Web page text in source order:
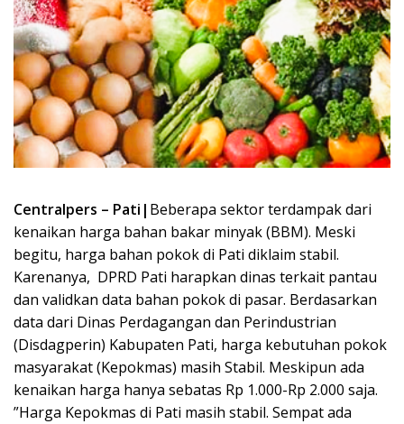
Centralpers – Pati| Beberapa sektor terdampak dari
kenaikan harga bahan bakar minyak (BBM). Meski
begitu, harga bahan pokok di Pati diklaim stabil.
Karenanya, DPRD Pati harapkan dinas terkait pantau
dan validkan data bahan pokok di pasar. Berdasarkan
data dari Dinas Perdagangan dan Perindustrian
(Disdagperin) Kabupaten Pati, harga kebutuhan pokok
masyarakat (Kepokmas) masih Stabil. Meskipun ada
kenaikan harga hanya sebatas Rp 1.000-Rp 2.000 saja.
”Harga Kepokmas di Pati masih stabil. Sempat ada